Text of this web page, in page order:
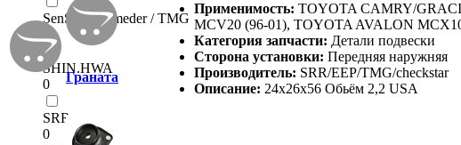
SenSen / Remeder / TMG
SHIN.HWA
0
SRR
0
Граната
Применимость: TOYOTA CAMRY/
MCV20 (96-01), TOYOTA AVALON
Категория запчасти: Детали подвески
Сторона установки: Передняя наружняя
Производитель: SRR/EEP/TMG/checkstar
Описание: 24x26x56 Обьём 2,2 USA